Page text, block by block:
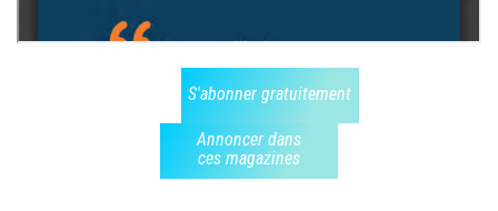
S'abonner gratuitement
Annoncer dans
ces magazines